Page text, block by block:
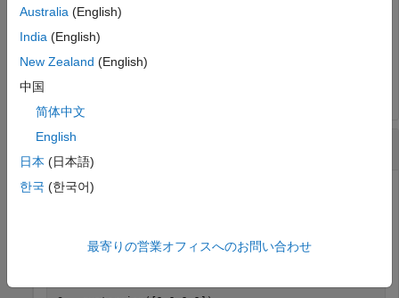
Q1minusQ2 =
     0 - 2i - 5j + 3k
四元数からの実数の減算
対する演算として定義されます。四元数を作成し、実数部か
ら 1 を減算します。
Australia (English)
India (English)
New Zealand (English)
中国
简体中文
English
日本 (日本語)
한국 (한국어)
最寄りの営業オフィスへのお問い合わせ